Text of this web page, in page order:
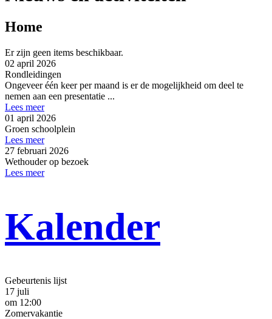
Home
Er zijn geen items beschikbaar.
02 april 2026
Rondleidingen
Ongeveer één keer per maand is er de mogelijkheid om deel te
nemen aan een presentatie ...
Lees meer
01 april 2026
Groen schoolplein
Lees meer
27 februari 2026
Wethouder op bezoek
Lees meer
Kalender
Gebeurtenis lijst
17 juli
om 12:00
Zomervakantie